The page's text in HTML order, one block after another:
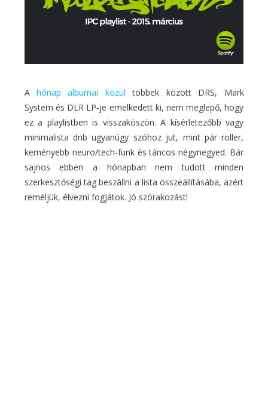
A hónap albumai közül többek között DRS, Mark
System és DLR LP-je emelkedett ki, nem meglepő, hogy
ez a playlistben is visszaköszön. A kísérletezőbb vagy
minimalista dnb ugyanúgy szóhoz jut, mint pár roller,
keményebb neuro/tech-funk és táncos négynegyed. Bár
sajnos ebben a hónapban nem tudott minden
szerkesztőségi tag beszállni a lista összeállításába, azért
reméljük, élvezni fogjátok. Jó szórakozást!